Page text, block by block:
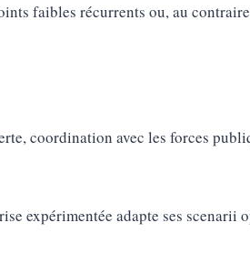
faibles récurrents ou, au
coordination avec les forces
expérimentée adapte ses scenarii